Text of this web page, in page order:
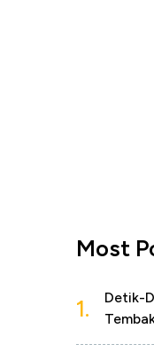
Most
1.
Detik-